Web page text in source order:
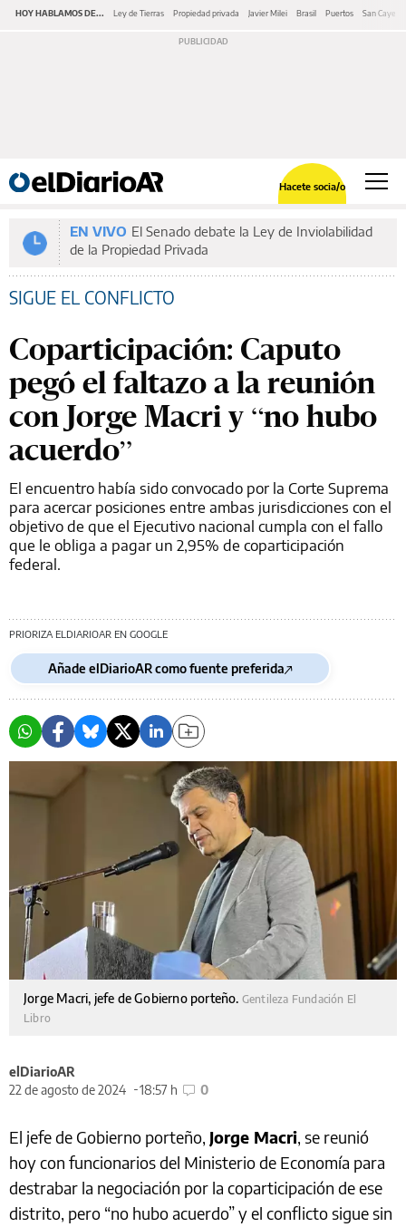
HOY HABLAMOS DE... Ley de Tierras Propiedad privada Javier Milei Brasil Puertos San
Hacete socia/o
EN VIVO El Senado debate la Ley de Inviolabilidad
de la Propiedad Privada
SIGUE EL CONFLICTO
Coparticipación: Caputo
pegó el faltazo a la reunión
con Jorge Macri y “no hubo
acuerdo”
El encuentro había sido convocado por la Corte Suprema
para acercar posiciones entre ambas jurisdicciones con el
objetivo de que el Ejecutivo nacional cumpla con el fallo
que le obliga a pagar un 2,95% de coparticipación
federal.
PRIORIZA ELDIARIOAR EN GOOGLE
Añade elDiarioAR como fuente preferida
Jorge Macri, jefe de Gobierno porteño. Gentileza Fundación El
Libro
elDiarioAR
22 de agosto de 2024
18:57 h 0
El jefe de Gobierno porteño, Jorge Macri, se reunió
hoy con funcionarios del Ministerio de Economía para
destrabar la negociación por la coparticipación de ese
distrito, pero “no hubo acuerdo” y el conflicto sigue sin